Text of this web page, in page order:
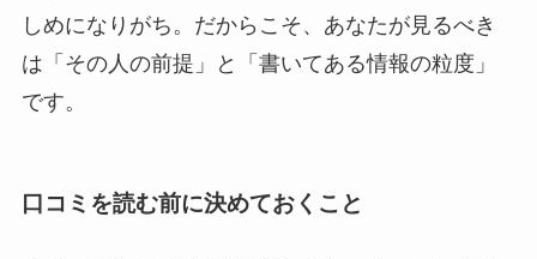
しめになりがち。だからこそ、あなたが見るべき
は「その人の前提」と「書いてある情報の粒度」
です。
口コミを読む前に決めておくこと